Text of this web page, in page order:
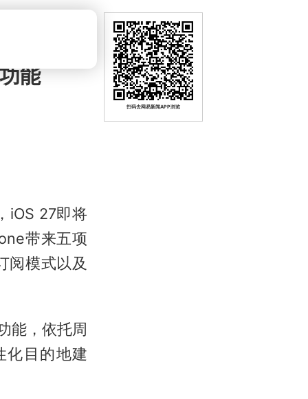
能
iOS 27即将
带来五项
阅模式以及
能，依托周
化目的地建
扫码去网易新闻APP浏览